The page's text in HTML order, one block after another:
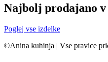
Najbolj prodajano
Poglej vse izdelke
©Anina kuhinja | Vse pravice